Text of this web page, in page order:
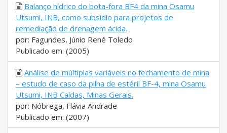
Balanço hídrico do bota-fora BF4 da mina Osamu
Utsumi, INB, como subsídio para projetos de
remediação de drenagem ácida.
por: Fagundes, Júnio René Toledo
Publicado em: (2005)
Análise de múltiplas variáveis no fechamento de mina
– estudo de caso da pilha de estéril BF-4, mina Osamu
Utsumi, INB Caldas, Minas Gerais.
por: Nóbrega, Flávia Andrade
Publicado em: (2007)